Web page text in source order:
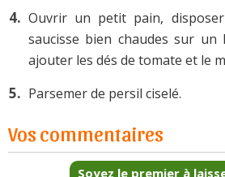
Ouvrir un petit pain,
saucisse bien chaudes sur un
ajouter les dés de tomate et le
Parsemer de persil ciselé.
Vos commentaires
Soyez le premier à